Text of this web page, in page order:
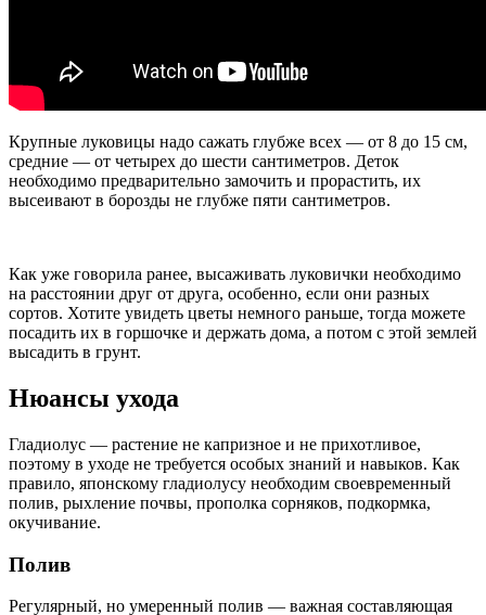
Крупные луковицы надо сажать глубже всех — от 8 до 15 см,
средние — от четырех до шести сантиметров. Деток
необходимо предварительно замочить и прорастить, их
высеивают в борозды не глубже пяти сантиметров.
Как уже говорила ранее, высаживать луковички необходимо
на расстоянии друг от друга, особенно, если они разных
сортов. Хотите увидеть цветы немного раньше, тогда можете
посадить их в горшочке и держать дома, а потом с этой землей
высадить в грунт.
Нюансы ухода
Гладиолус — растение не капризное и не прихотливое,
поэтому в уходе не требуется особых знаний и навыков. Как
правило, японскому гладиолусу необходим своевременный
полив, рыхление почвы, прополка сорняков, подкормка,
окучивание.
Полив
Регулярный, но умеренный полив — важная составляющая